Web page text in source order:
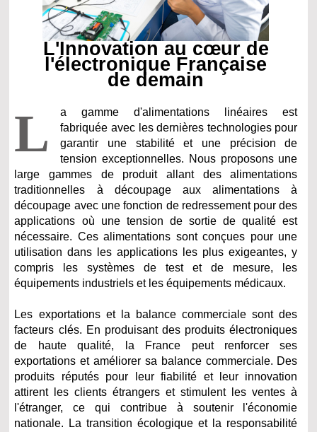
L'Innovation au cœur de
l'électronique Française
de demain
L
a gamme d'alimentations linéaires est
fabriquée avec les dernières technologies pour
garantir une stabilité et une précision de
tension exceptionnelles. Nous proposons une
large gammes de produit allant des alimentations
traditionnelles à découpage aux alimentations à
découpage avec une fonction de redressement pour des
applications où une tension de sortie de qualité est
nécessaire. Ces alimentations sont conçues pour une
utilisation dans les applications les plus exigeantes, y
compris les systèmes de test et de mesure, les
équipements industriels et les équipements médicaux.
Les exportations et la balance commerciale sont des
facteurs clés. En produisant des produits électroniques
de haute qualité, la France peut renforcer ses
exportations et améliorer sa balance commerciale. Des
produits réputés pour leur fiabilité et leur innovation
attirent les clients étrangers et stimulent les ventes à
l'étranger, ce qui contribue à soutenir l'économie
nationale. La transition écologique et la responsabilité